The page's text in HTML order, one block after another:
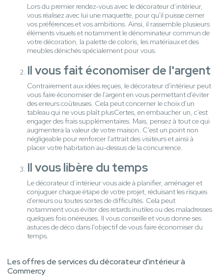
Lors du premier rendez-vous avec le décorateur d’intérieur,
vous réalisez avec lui une maquette, pour qu'il puisse cerner
vos préférences et vos ambitions. Ainsi, il rassemble plusieurs
éléments visuels et notamment le dénominateur commun de
votre décoration, la palette de coloris, les matériaux et des
meubles dénichés spécialement pour vous.
Il vous fait économiser de l'argent
Contrairement aux idées reçues, le décorateur d'intérieur peut
vous faire économiser de l'argent en vous permettant d'éviter
des erreurs coûteuses. Cela peut concerner le choix d'un
tableau qui ne vous plaît plusCertes, en embaucher un, c’est
engager des frais supplémentaires. Mais, pensez à tout ce qui
augmentera la valeur de votre maison. C'est un point non
négligeable pour renforcer l'attrait des visiteurs et ainsi à
placer votre habitation au-dessus de la concurrence.
Il vous libère du temps
Le décorateur d’intérieur vous aide à planifier, aménager et
conjuguer chaque étape de votre projet, réduisant les risques
d'erreurs ou toutes sortes de difficultés. Cela peut
notamment vous éviter des retards inutiles ou des maladresses
quelques fois onéreuses. Il vous conseille et vous donne ses
astuces de déco dans l'objectif de vous faire économiser du
temps.
Les offres de services du décorateur d'intérieur à
Commercy